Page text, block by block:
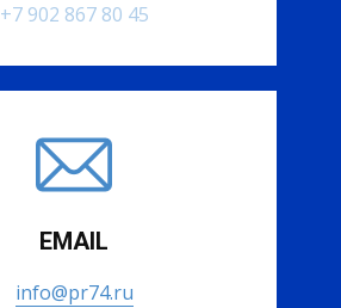
+7 902 867 80 45
EMAIL
info@pr74.ru